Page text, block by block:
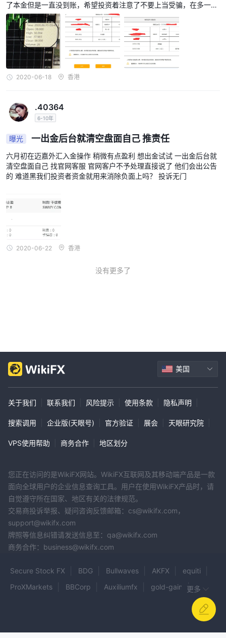
交易平台
MEGAFXCM LIMITED为其客户提供 Metatrader 4 (mt4) 交易平
台。 mt4 是外汇行业广泛认可和流行的交易平台，以其用户友好的
界面、先进的图表工具、技术分析功能以及通过专家顾问 (EAS) 支
持自动交易而闻名。
MT4 的多功能性使其成为交易者的首选，使他们能够分析市场趋
制的图表布局和实时市场数据，使交易者能够做出明智的决策。
虽然 mt4 的可用性是一个积极的方面，但值得注意的是，所提供的
的兼容性，这可能会影响整体交易体验。交易者在评估 Metatrader
4 平台的适用性时应考虑自己的具体需求和偏好 MEGAFXCM
LIMITED用于他们的贸易活动。
MEGAFXCM LIMITED通过两种主要联系方式提供客户支持：QQ 和
至forex@来联系经纪商 迈嘉.cc。这些联系方式是询问、帮助或解
决问题的主要沟通方式。
但是，必须注意的是 MEGAFXCM LIMITED不提供其他经纪商通常
LIMITED 。
教育资源
根据所提供的信息， MEGAFXCM LIMITED不向其交易者提供任何
教育资源。教育资源可以包括教程、网络研讨会、课程、市场分析和
缺乏教育资源可能对交易者来说是一个缺点，尤其是那些刚接触外汇
交易并寻求了解市场、策略和风险管理指导的交易者。寻求教育支持
概括
MEGAFXCM LIMITED是一家不受监管的加拿大外汇经纪商，由于缺
乏监管、最低存款要求较高以及有关点差和可交易资产的信息不明
确，引起了潜在投资者的严重担忧。该公司声称提供 1:500 的最大
杠杆，虽然对一些人有吸引力，但也存在相当大的风险，特别是考虑
到有报道称该公司被审查者和监管机构认定为诈骗经纪商。此外，缺
会增加人们对该经纪人的怀疑。总之， MEGAFXCM LIMITED缺乏
透明度、监管监督和可疑的声誉使其成为外汇交易的高风险和可疑选
择。强烈建议交易者寻求更有信誉和受监管的替代方案，以保护其投
常见问题解答
了本金但是一直没到账，希望投资着注意了不要上当受骗，在多一个
受害者，此公司的熟练度应该是一个惯犯大家请注意了。
2020-06-18 香港
.40364
6-10年
曝光 一出金后台就清空盘面自己 推责任
六月初在迈嘉外汇入金操作 稍微有点盈利 想出金试试 一出金后台就
清空盘面自己 找官网客服 官网客户不予处理直接说了 他们会出公告
的 难道黑我们投资者资金就用来消除负面上吗？ 投诉无门
2020-06-22 香港
没有更多了
美国
关于我们 联系我们 风险提示 使用条款 隐私声明
搜索调用 企业版(天眼号) 官方验证 展会 天眼研究院
VPS使用帮助 商务合作 地区划分
您正在访问的是WikiFX网站。WikiFX互联网及其移动端产品是一款
面向全球用户的企业信息查询工具。用户在使用WikiFX产品时，请
自觉遵守所在国家、地区有关的法律规范。
交易商投诉举报、疑问咨询反馈邮箱：cs@wikifx.com，
support@wikifx.com
牌照等信息纠错请发送信息至：qa@wikifx.com
商务合作：business@wikifx.com
Secure Stock FX BDG Bullwaves AKFX
equiti
ProXMarkets
BBCorp Auxiliumfx
gold-gain
FX Trade Terminal
SEC MARKETS Moore Capital
更多